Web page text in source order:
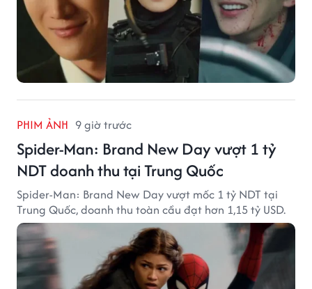
PHIM ẢNH 9 giờ trước
Spider-Man: Brand New Day vượt 1 tỷ
NDT doanh thu tại Trung Quốc
Spider-Man: Brand New Day vượt mốc 1 tỷ NDT tại
Trung Quốc, doanh thu toàn cầu đạt hơn 1,15 tỷ USD.